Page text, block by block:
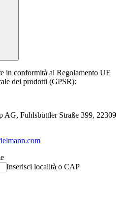
in conformità al Regolamento UE
dei prodotti (GPSR):
AG, Fuhlsbüttler Straße 399, 22309
Inserisci località o CAP